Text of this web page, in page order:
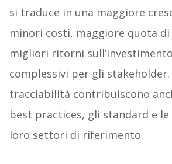
si traduce in una maggiore
minori costi, maggiore quota
migliori ritorni
complessivi per gli stakeholder.
tracciabilità contribuiscono
best practices, gli standard e
loro settori di riferimento.